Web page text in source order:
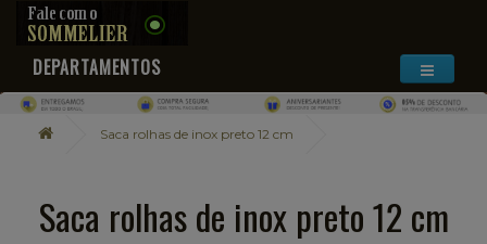
DEPARTAMENTOS
Saca rolhas de inox preto 12 cm
Saca rolhas de inox preto 12 cm